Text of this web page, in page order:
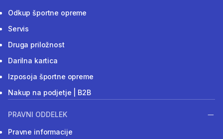
Odkup športne opreme
Servis
Druga priložnost
Darilna kartica
Izposoja športne opreme
Nakup na podjetje | B2B
PRAVNI ODDELEK
Pravne informacije